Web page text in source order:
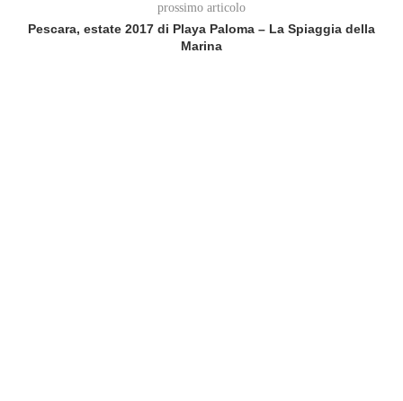
prossimo articolo
Pescara, estate 2017 di Playa Paloma – La Spiaggia della
Marina